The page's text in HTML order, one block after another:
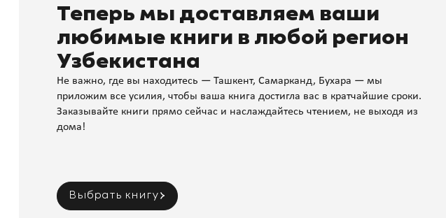
Теперь мы доставляем ваши
любимые книги в любой регион
Узбекистана
Не важно, где вы находитесь — Ташкент, Самарканд, Бухара — мы
приложим все усилия, чтобы ваша книга достигла вас в кратчайшие сроки.
Заказывайте книги прямо сейчас и наслаждайтесь чтением, не выходя из
дома!
Выбрать книгу